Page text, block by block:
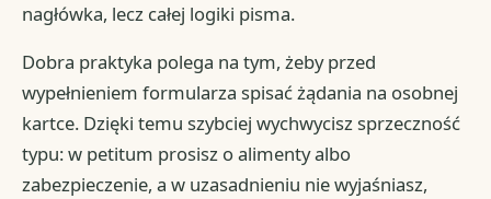
nagłówka, lecz całej logiki pisma.
Dobra praktyka polega na tym, żeby przed
wypełnieniem formularza spisać żądania na osobnej
kartce. Dzięki temu szybciej wychwycisz sprzeczność
typu: w petitum prosisz o alimenty albo
zabezpieczenie, a w uzasadnieniu nie wyjaśniasz,